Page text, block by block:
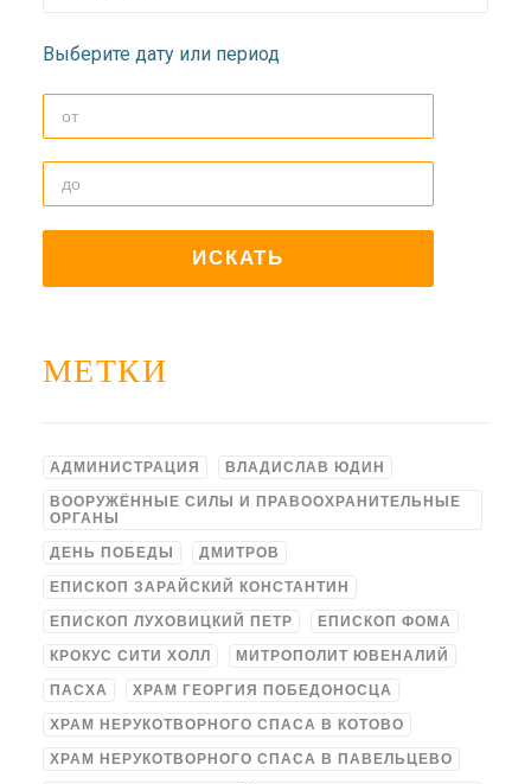
БЛАГОЧИНИЕ
СЕРГИЕВО-ПОСАДСКОЙ
ЕПАРХИИ
Выберите дату или период
МЕТКИ
АДМИНИСТРАЦИЯ ВЛАДИСЛАВ ЮДИН
ВООРУЖЁННЫЕ СИЛЫ И ПРАВООХРАНИТЕЛЬНЫЕ
ОРГАНЫ
ДЕНЬ ПОБЕДЫ ДМИТРОВ
ЕПИСКОП ЗАРАЙСКИЙ КОНСТАНТИН
ЕПИСКОП ЛУХОВИЦКИЙ ПЕТР ЕПИСКОП ФОМА
КРОКУС СИТИ ХОЛЛ МИТРОПОЛИТ ЮВЕНАЛИЙ
ПАСХА ХРАМ ГЕОРГИЯ ПОБЕДОНОСЦА
ХРАМ НЕРУКОТВОРНОГО СПАСА В КОТОВО
ХРАМ НЕРУКОТВОРНОГО СПАСА В ПАВЕЛЬЦЕВО